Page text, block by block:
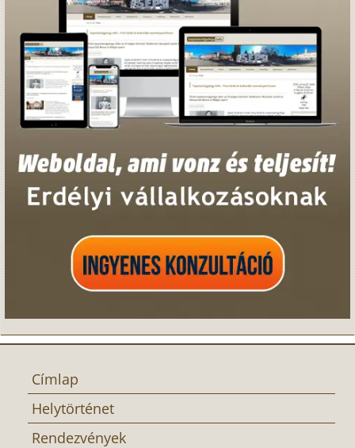
Címlap
Helytörténet
Rendezvények